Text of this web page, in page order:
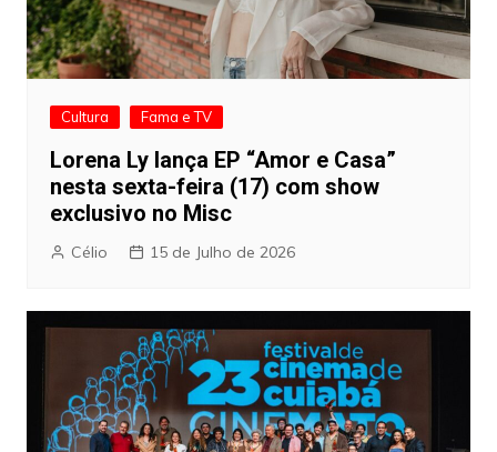
Cultura Fama e TV
Lorena Ly lança EP “Amor e Casa”
nesta sexta-feira (17) com show
exclusivo no Misc
Célio 15 de Julho de 2026